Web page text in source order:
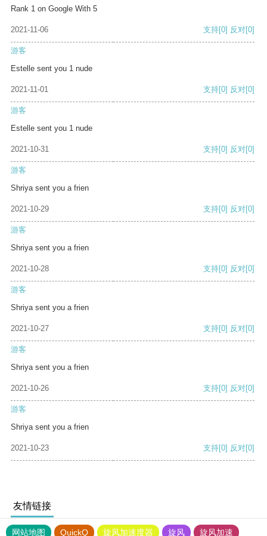
Rank 1 on Google With 5
2021-11-06 支持[0] 反对[0]
游客
Estelle sent you 1 nude
2021-11-01 支持[0] 反对[0]
游客
Estelle sent you 1 nude
2021-10-31 支持[0] 反对[0]
游客
Shriya sent you a frien
2021-10-29 支持[0] 反对[0]
游客
Shriya sent you a frien
2021-10-28 支持[0] 反对[0]
游客
Shriya sent you a frien
2021-10-27 支持[0] 反对[0]
游客
Shriya sent you a frien
2021-10-26 支持[0] 反对[0]
游客
Shriya sent you a frien
2021-10-23 支持[0] 反对[0]
友情链接
网站地图 QuickQ 旋风加速度器 旋风 旋风加速